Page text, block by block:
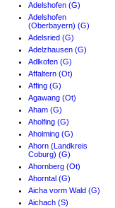
Adelshofen (G)
Adelshofen
(Oberbayern) (G)
Adelsried (G)
Adelzhausen (G)
Adlkofen (G)
Affaltern (Ot)
Affing (G)
Agawang (Ot)
Aham (G)
Aholfing (G)
Aholming (G)
Ahorn (Landkreis
Coburg) (G)
Ahornberg (Ot)
Ahorntal (G)
Aicha vorm Wald (G)
Aichach (S)